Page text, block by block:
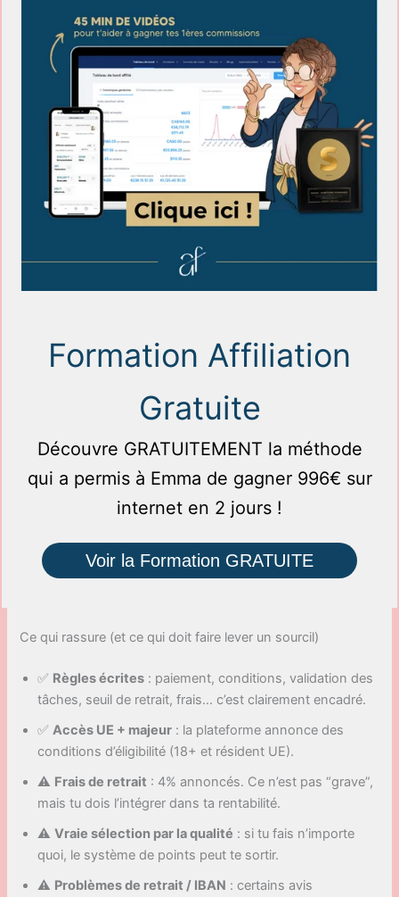
Formation Affiliation
Gratuite
Découvre GRATUITEMENT la méthode
qui a permis à Emma de gagner 996€ sur
internet en 2 jours !
Voir la Formation GRATUITE
Ce qui rassure (et ce qui doit faire lever un sourcil)
✅ Règles écrites : paiement, conditions, validation des
tâches, seuil de retrait, frais… c’est clairement encadré.
✅Accès UE + majeur : la plateforme annonce des
conditions d’éligibilité (18+ et résident UE).
⚠️ Frais de retrait : 4% annoncés. Ce n’est pas “grave”,
mais tu dois l’intégrer dans ta rentabilité.
⚠️Vraie sélection par la qualité : si tu fais n’importe
quoi, le système de points peut te sortir.
⚠️ Problèmes de retrait / IBAN : certains avis